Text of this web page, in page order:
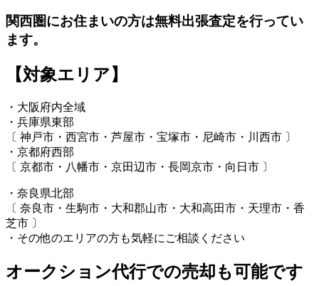
関西圏にお住まいの方は無料出張査定を行ってい
ます。
【対象エリア】
・大阪府内全域
・兵庫県東部
〔 神戸市・西宮市・芦屋市・宝塚市・尼崎市・川西市 〕
・京都府西部
〔 京都市・八幡市・京田辺市・長岡京市・向日市 〕
・奈良県北部
〔 奈良市・生駒市・大和郡山市・大和高田市・天理市・香
芝市 〕
・その他のエリアの方も気軽にご相談ください
オークション代行での売却も可能です